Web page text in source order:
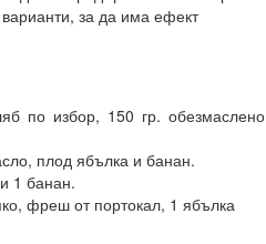
варианти, за да има ефект
по избор, 150 гр. обезмаслено
плод ябълка и банан.
1 банан.
фреш от портокал, 1 ябълка